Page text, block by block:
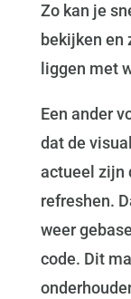
Zo kan je
bekijken en
liggen met
Een ander
dat de
actueel zijn
refreshen.
weer
code. Dit